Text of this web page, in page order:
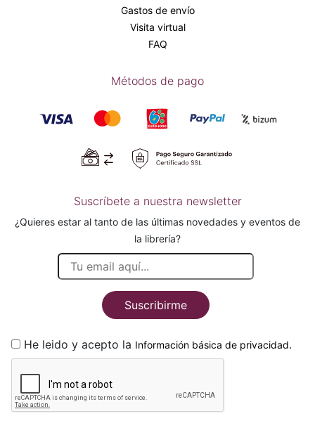
Gastos de envío
Visita virtual
FAQ
Métodos de pago
Suscríbete a nuestra newsletter
¿Quieres estar al tanto de las últimas novedades y eventos de
la librería?
Suscribirme
He leido y acepto la Información básica de privacidad.